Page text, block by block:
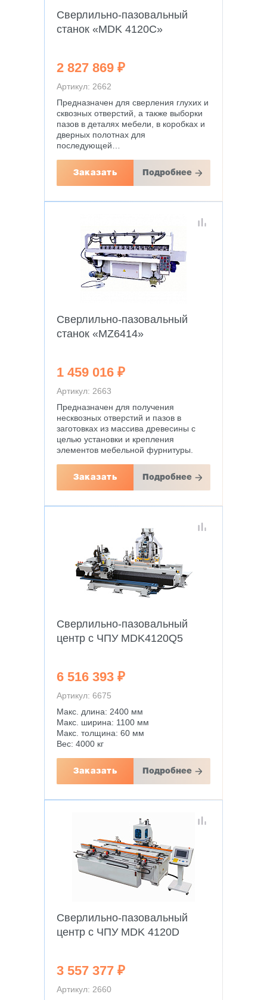
Сверлильно-пазовальный
станок «МDK 4120C»
2 827 869 ₽
Артикул: 2662
Предназначен для сверления глухих и
сквозных отверстий, а также выборки
пазов в деталях мебели, в коробках и
дверных полотнах для
последующей…
Заказать Подробнее
Сверлильно-пазовальный
станок «МZ6414»
1 459 016 ₽
Артикул: 2663
Предназначен для получения
несквозных отверстий и пазов в
заготовках из массива древесины с
целью установки и крепления
элементов мебельной фурнитуры.
Заказать Подробнее
Сверлильно-пазовальный
центр с ЧПУ MDK4120Q5
6 516 393 ₽
Артикул: 6675
Макс. длина: 2400 мм
Макс. ширина: 1100 мм
Макс. толщина: 60 мм
Вес: 4000 кг
Заказать Подробнее
Сверлильно-пазовальный
центр с ЧПУ МDK 4120D
3 557 377 ₽
Артикул: 2660